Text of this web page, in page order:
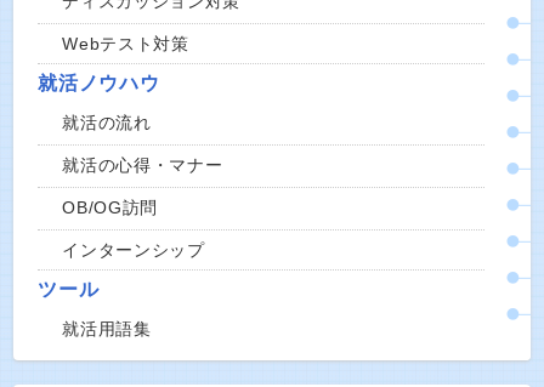
Webテスト対策
就活ノウハウ
就活の流れ
就活の心得・マナー
OB/OG訪問
インターンシップ
ツール
就活用語集